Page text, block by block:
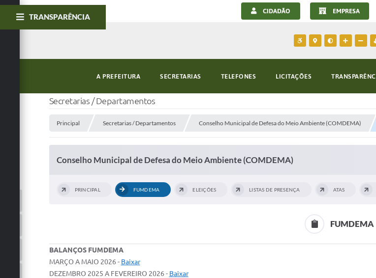
CIDADÃO EMPRESA
A PREFEITURA SECRETARIAS TELEFONES LICITAÇÕES
TRANSPARÊNCIA
Secretarias / Departamentos
Principal Secretarias / Departamentos Conselho Municipal de Defesa do Meio Ambiente (COMDEMA)
Conselho Municipal de Defesa do Meio Ambiente (COMDEMA)
PRINCIPAL FUMDEMA ELEIÇÕES LISTAS DE PRESENÇA ATAS
FUMDEMA
BALANÇOS FUMDEMA
MARÇO A MAIO 2026 - Baixar
DEZEMBRO 2025 A FEVEREIRO 2026 - Baixar